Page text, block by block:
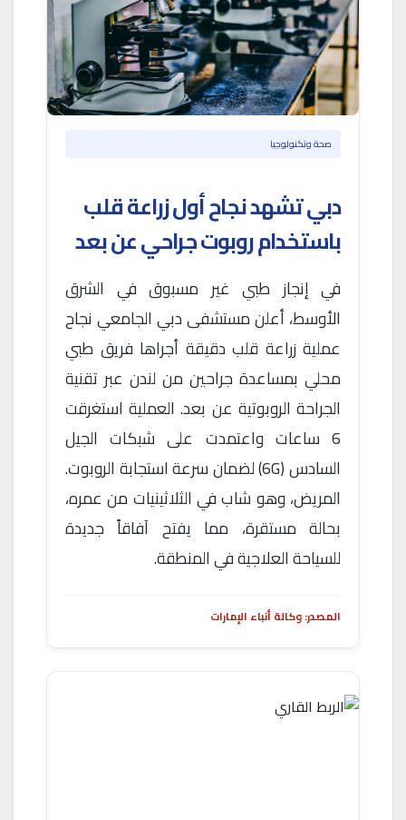
صحة وتكنولوجيا
دبي تشهد نجاح أول زراعة قلب
باستخدام روبوت جراحي عن بعد
في إنجاز طبي غير مسبوق في الشرق
الأوسط، أعلن مستشفى دبي الجامعي نجاح
عملية زراعة قلب دقيقة أجراها فريق طبي
محلي بمساعدة جراحين من لندن عبر تقنية
الجراحة الروبوتية عن بعد. العملية استغرقت
6 ساعات واعتمدت على شبكات الجيل
السادس (6G) لضمان سرعة استجابة الروبوت.
المريض، وهو شاب في الثلاثينيات من عمره،
بحالة مستقرة، مما يفتح آفاقاً جديدة
للسياحة العلاجية في المنطقة.
المصدر: وكالة أنباء الإمارات